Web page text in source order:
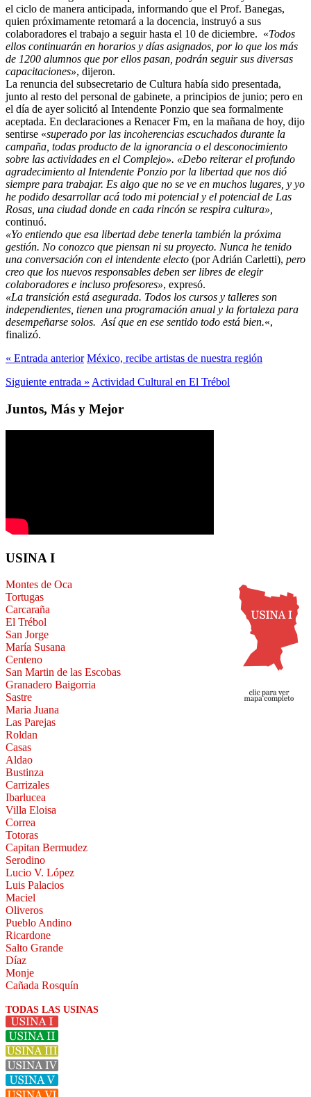
el ciclo de manera anticipada, informando que el Prof. Banegas,
quien próximamente retomará a la docencia, instruyó a sus
colaboradores el trabajo a seguir hasta el 10 de diciembre. «Todos
ellos continuarán en horarios y días asignados, por lo que los más
de 1200 alumnos que por ellos pasan, podrán seguir sus diversas
capacitaciones», dijeron.
La renuncia del subsecretario de Cultura había sido presentada,
junto al resto del personal de gabinete, a principios de junio; pero en
el día de ayer solicitó al Intendente Ponzio que sea formalmente
aceptada. En declaraciones a Renacer Fm, en la mañana de hoy, dijo
sentirse «superado por las incoherencias escuchados durante la
campaña, todas producto de la ignorancia o el desconocimiento
sobre las actividades en el Complejo». «Debo reiterar el profundo
agradecimiento al Intendente Ponzio por la libertad que nos dió
siempre para trabajar. Es algo que no se ve en muchos lugares, y yo
he podido desarrollar acá todo mi potencial y el potencial de Las
Rosas, una ciudad donde en cada rincón se respira cultura»,
continuó.
«Yo entiendo que esa libertad debe tenerla también la próxima
gestión. No conozco que piensan ni su proyecto. Nunca he tenido
una conversación con el intendente electo (por Adrián Carletti), pero
creo que los nuevos responsables deben ser libres de elegir
colaboradores e incluso profesores», expresó.
«La transición está asegurada. Todos los cursos y talleres son
independientes, tienen una programación anual y la fortaleza para
desempeñarse solos. Así que en ese sentido todo está bien.«,
finalizó.
« Entrada anterior México, recibe artistas de nuestra región
Siguiente entrada » Actividad Cultural en El Trébol
Juntos, Más y Mejor
USINA I
Montes de Oca
Tortugas
Carcaraña
El Trébol
San Jorge
María Susana
Centeno
San Martin de las Escobas
Granadero Baigorria
Sastre
Maria Juana
Las Parejas
Roldan
Casas
Aldao
Bustinza
Carrizales
Ibarlucea
Villa Eloisa
Correa
Totoras
Capitan Bermudez
Serodino
Lucio V. López
Luis Palacios
Maciel
Oliveros
Pueblo Andino
Ricardone
Salto Grande
Díaz
Monje
Cañada Rosquín
TODAS LAS USINAS